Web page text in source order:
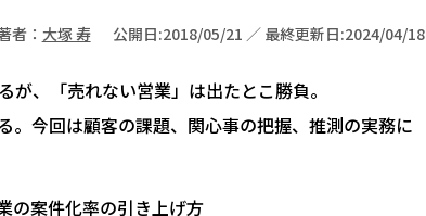
者： 大塚 寿 公開日:2018/05/21 ／ 最終更新日:2024/04/18
が、「売れない営業」は出たとこ勝負。
。今回は顧客の課題、関心事の把握、推測の実務に